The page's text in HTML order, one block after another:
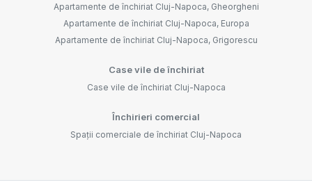
Apartamente de închiriat Cluj-Napoca, Gheorgheni
Apartamente de închiriat Cluj-Napoca, Europa
Apartamente de închiriat Cluj-Napoca, Grigorescu
Case vile de închiriat
Case vile de închiriat Cluj-Napoca
Închirieri comercial
Spații comerciale de închiriat Cluj-Napoca